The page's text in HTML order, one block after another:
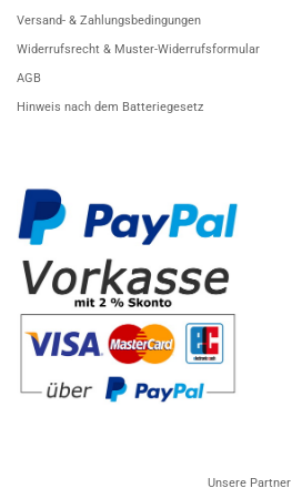
Versand- & Zahlungsbedingungen
Widerrufsrecht & Muster-Widerrufsformular
AGB
Hinweis nach dem Batteriegesetz
Unsere Partner